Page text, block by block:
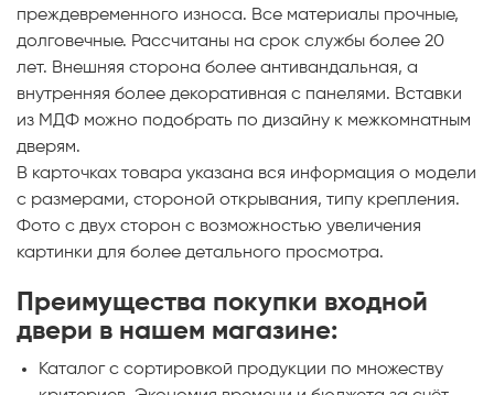
преждевременного износа. Все материалы прочные,
долговечные. Рассчитаны на срок службы более 20
лет. Внешняя сторона более антивандальная, а
внутренняя более декоративная с панелями. Вставки
из МДФ можно подобрать по дизайну к межкомнатным
дверям.
В карточках товара указана вся информация о модели
с размерами, стороной открывания, типу крепления.
Фото с двух сторон с возможностью увеличения
картинки для более детального просмотра.
Преимущества покупки входной
двери в нашем магазине:
Каталог с сортировкой продукции по множеству